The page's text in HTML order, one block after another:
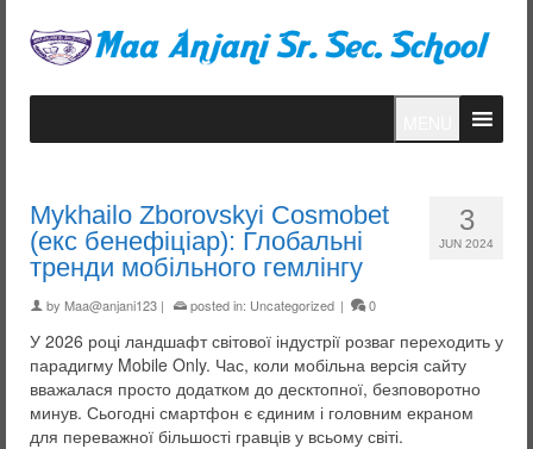
3
JUN 2024
Mykhailo Zborovskyi Cosmobet
(екс бенефіціар): Глобальні
тренди мобільного гемлінгу
by Maa@anjani123 | posted in: Uncategorized | 0
У 2026 році ландшафт світової індустрії розваг переходить у
парадигму Mobile Only. Час, коли мобільна версія сайту
вважалася просто додатком до десктопної, безповоротно
минув. Сьогодні смартфон є єдиним і головним екраном
для переважної більшості гравців у всьому світі.